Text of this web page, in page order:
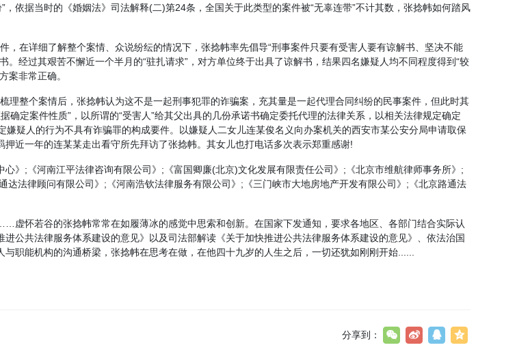
依据当时的《婚姻法》司法解释(二)第24条，全国关于此类型的案件被“无辜连带”不计其数，张捻帏如何踏风
在详细了解整个案情、众说纷纭的情况下，张捻帏率先倡导“刑事案件只要有受害人要有谅解书、坚决不能
经过其艰苦不懈近一个半月的“驻扎请求”，对方单位终于出具了谅解书，结果四名嫌疑人均不同程度得到“较
案非常正确。
整个案情后，张捻帏认为这不是一起刑事犯罪的诈骗案，充其量是一起代理合同纠纷的民事案件，但此时其
定案件性质”，以所谓的“受害人”给其父出具的几份承诺书确定委托代理的法律关系，以相关法律规定确定
嫌疑人的行为不具有诈骗罪的构成要件。以嫌疑人二女儿连某俊名义向办案机关的西安市某公安分局申请取保
近一年的连某某走出看守所先拜访了张捻帏。其女儿也打电话多次表示郑重感谢!
》;《河南江平法律咨询有限公司》;《富国卿廉(北京)文化发展有限责任公司》;《北京市维航律师事务所》;
达法律顾问有限公司》;《河南浩钦法律服务有限公司》;《三门峡市大地房地产开发有限公司》;《北京路通法
怀若谷的张捻帏常常在如履薄冰的感觉中思索和创新。在国家下发通知，要求各地区、各部门结合实际认
公共法律服务体系建设的意见》以及司法部解读《关于加快推进公共法律服务体系建设的意见》、依法治国
职能机构的沟通桥梁，张捻帏在思考在做，在他四十九岁的人生之后，一切还犹如刚刚开始......
分享到：